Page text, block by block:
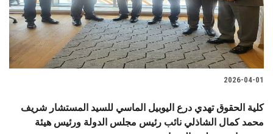
2026-04-01
كلية الحقوق تهدي درع اليوبيل الماسي للسيد المستشار شريف
محمد كمال الشاذلي نائب رئيس مجلس الدولة ورئيس هيئة